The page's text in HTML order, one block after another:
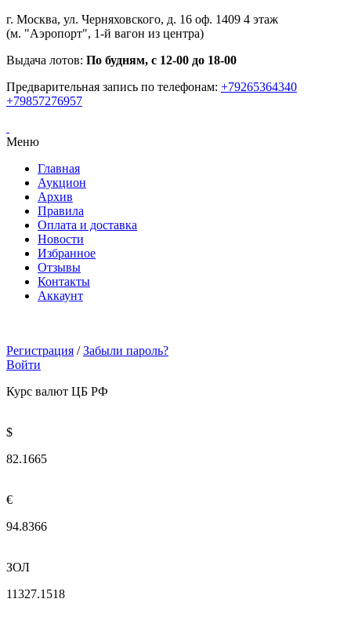
г. Москва, ул. Черняховского, д. 16 оф. 1409 4 этаж
(м. "Аэропорт", 1-й вагон из центра)
Выдача лотов: По будням, с 12-00 до 18-00
Предварительная запись по телефонам: +79265364340
+79857276957
Меню
Главная
Аукцион
Архив
Правила
Оплата и доставка
Новости
Избранное
Отзывы
Контакты
Аккаунт
Регистрация / Забыли пароль?
Войти
Курс валют ЦБ РФ
$
82.1665
€
94.8366
ЗОЛ
11327.1518